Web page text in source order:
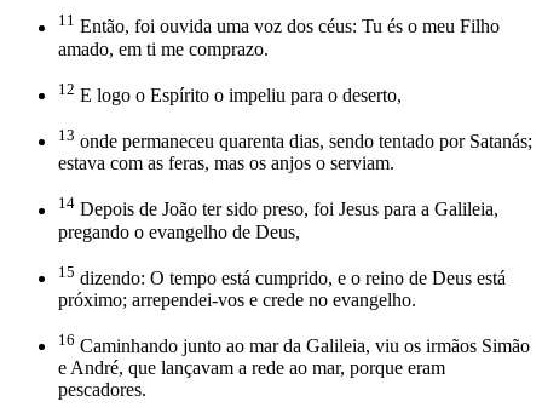
11 Então, foi ouvida uma voz dos céus: Tu és o meu Filho
amado, em ti me comprazo.
12 E logo o Espírito o impeliu para o deserto,
13 onde permaneceu quarenta dias, sendo tentado por Satanás;
estava com as feras, mas os anjos o serviam.
14 Depois de João ter sido preso, foi Jesus para a Galileia,
pregando o evangelho de Deus,
15 dizendo: O tempo está cumprido, e o reino de Deus está
próximo; arrependei-vos e crede no evangelho.
16 Caminhando junto ao mar da Galileia, viu os irmãos Simão
e André, que lançavam a rede ao mar, porque eram
pescadores.